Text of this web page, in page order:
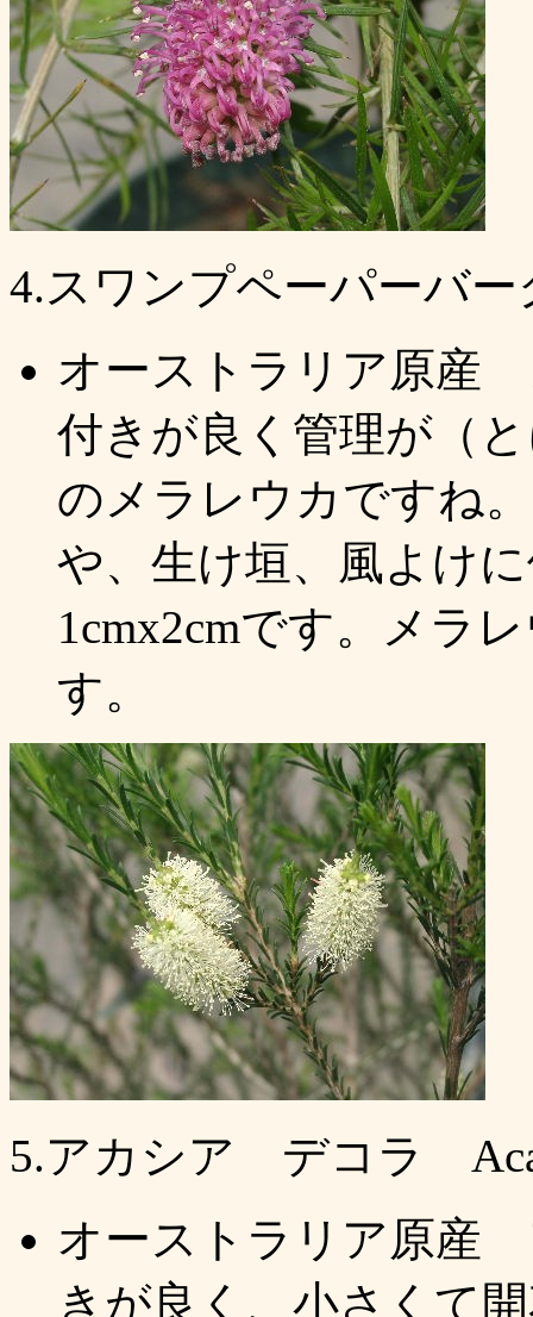
4.スワンプペーパーバ
オーストラリア原
付きが良く管理が（
のメラレウカですね
や、生け垣、風よけ
1cmx2cmです。メラ
す。
5.アカシア デコラ
オーストラリア原
きが良く、小さくて